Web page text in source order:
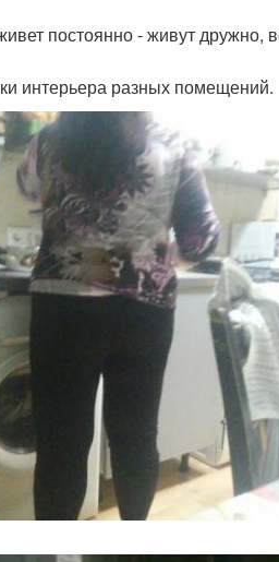
постоянно - живут дружно,
интерьера разных помещений.